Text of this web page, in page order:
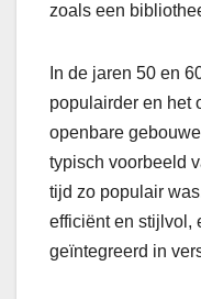
zoals een
In de jaren 50 en
populairder en het
openbare
typisch voorbeeld
tijd zo populair
efficiënt en stijlvol,
geïntegreerd in